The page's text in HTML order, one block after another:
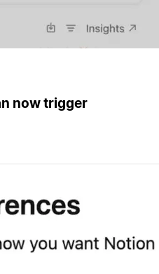
now trigger